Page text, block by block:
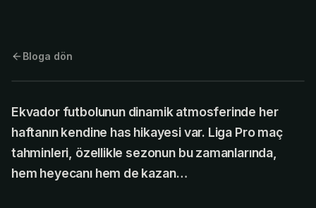
Bloga dön
28 Nisan 2026
Ekvador futbolunun dinamik atmosferinde her
haftanın kendine has hikayesi var. Liga Pro maç
tahminleri, özellikle sezonun bu zamanlarında,
hem heyecanı hem de kazan…